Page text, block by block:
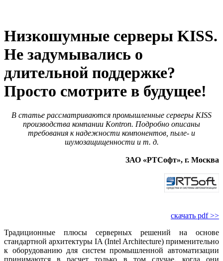
Низкошумные серверы KISS.
Не задумывались о
длительной поддержке?
Просто смотрите в будущее!
В статье рассматриваются промышленные серверы KISS
производства компании Kontron. Подробно описаны
требования к надежности компонентов, пыле- и
шумозащищенности и т. д.
ЗАО «РТСофт», г. Москва
скачать pdf >>
Традиционные плюсы серверных решений на основе
стандартной архитектуры IA (Intel Architecture) применительно
к оборудованию для систем промышленной автоматизации